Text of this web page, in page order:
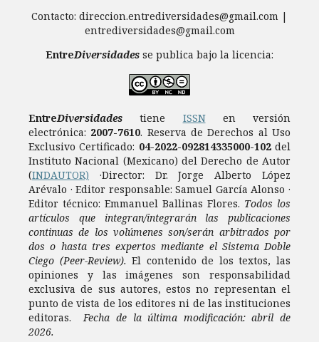
Contacto: direccion.entrediversidades@gmail.com |
entrediversidades@gmail.com
EntreDiversidades se publica bajo la licencia:
EntreDiversidades tiene ISSNen versión
electrónica: 2007-7610. Reserva de Derechos al Uso
Exclusivo Certificado: 04-2022-092814335000-102del
Instituto Nacional (Mexicano) del Derecho de Autor
(INDAUTOR) ·Director: Dr. Jorge Alberto López
Arévalo · Editor responsable: Samuel García Alonso ·
Editor técnico: Emmanuel Ballinas Flores. Todos los
artículos que integran/integrarán las publicaciones
continuas de los volúmenes son/serán arbitrados por
dos o hasta tres expertos mediante el Sistema Doble
Ciego (Peer-Review). El contenido de los textos, las
opiniones y las imágenes son responsabilidad
exclusiva de sus autores, estos no representan el
punto de vista de los editores ni de las instituciones
editoras. Fecha de la última modificación: abril de
2026.